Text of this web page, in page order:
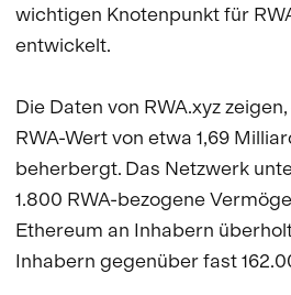
wichtigen Knotenpunkt für
entwickelt.
Die Daten von RWA.xyz
RWA-Wert von etwa 1,69
beherbergt. Das Netzwerk
1.800 RWA-bezogene
Ethereum an Inhabern
Inhabern gegenüber fast